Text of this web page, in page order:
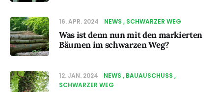
16. APR. 2024 NEWS SCHWARZER WEG
Was ist denn nun mit den markierten
Bäumen im schwarzen Weg?
12. JAN. 2024 NEWS
BAUAUSCHUSS
SCHWARZER WEG